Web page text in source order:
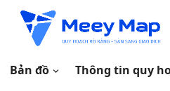
Bản đồ Thông tin quy